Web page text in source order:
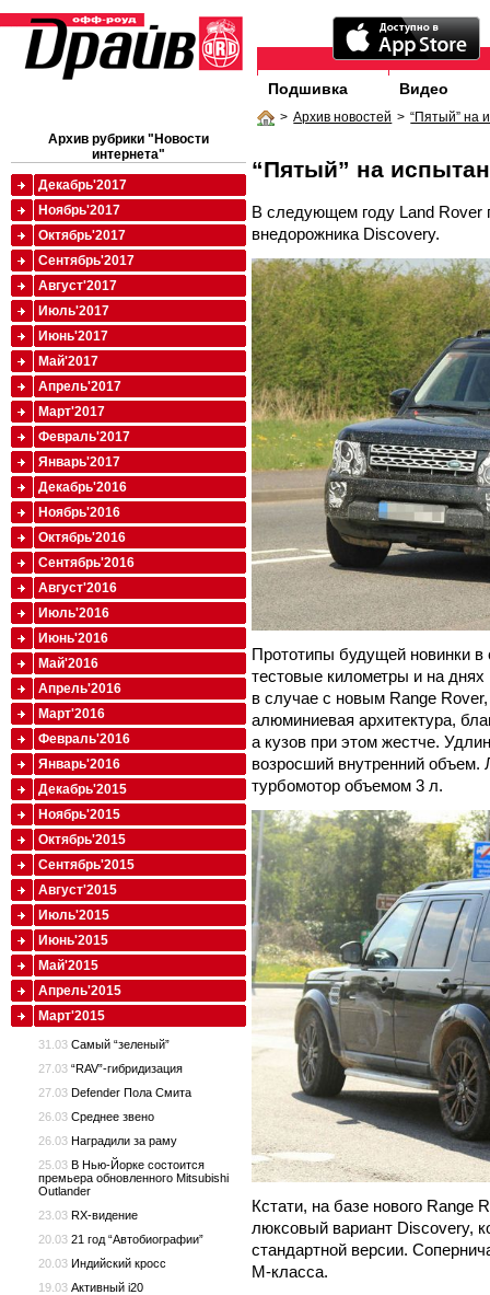
Подшивка Видео
> Архив новостей > “Пятый” на
“Пятый” на
В следующем году Land Rover
внедорожника Discovery.
Прототипы будущей новинки
тестовые километры и на
в случае с новым Range
алюминиевая архитектура,
а кузов при этом жестче.
возросший внутренний объем.
турбомотор объемом 3 л.
Кстати, на базе нового Range
люксовый вариант Discovery,
стандартной версии.
M-класса.
Архив рубрики "Новости
интернета"
Декабрь'2017
Ноябрь'2017
Октябрь'2017
Сентябрь'2017
Август'2017
Июль'2017
Июнь'2017
Май'2017
Апрель'2017
Март'2017
Февраль'2017
Январь'2017
Декабрь'2016
Ноябрь'2016
Октябрь'2016
Сентябрь'2016
Август'2016
Июль'2016
Июнь'2016
Май'2016
Апрель'2016
Март'2016
Февраль'2016
Январь'2016
Декабрь'2015
Ноябрь'2015
Октябрь'2015
Сентябрь'2015
Август'2015
Июль'2015
Июнь'2015
Май'2015
Апрель'2015
Март'2015
31.03 Самый “зеленый”
27.03 “RAV”-гибридизация
27.03 Defender Пола Смита
26.03 Среднее звено
26.03 Наградили за раму
25.03 В Нью-Йорке состоится
премьера обновленного Mitsubishi
Outlander
23.03 RX-видение
20.03 21 год “Автобиографии”
20.03 Индийский кросс
19.03 Активный i20